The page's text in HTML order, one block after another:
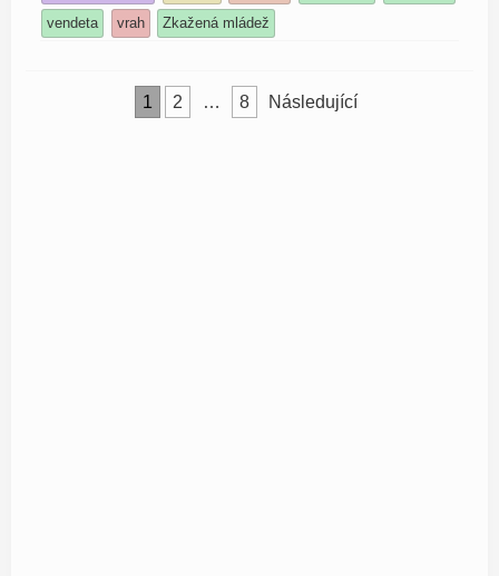
vendeta
vrah Zkažená mládež
1 2 … 8 Následující